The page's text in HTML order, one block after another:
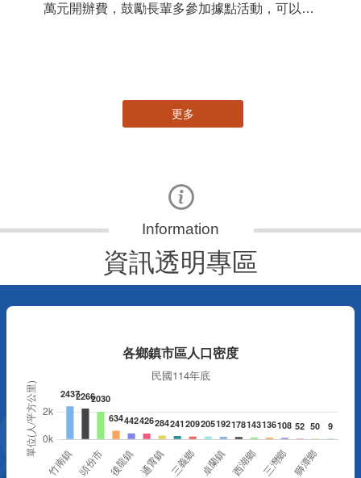
萬元開辦費，鼓勵長輩多參加據點活動，可以更
更多
資訊透明專區